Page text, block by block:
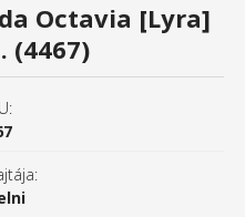
Octavia [Lyra]
(4467)